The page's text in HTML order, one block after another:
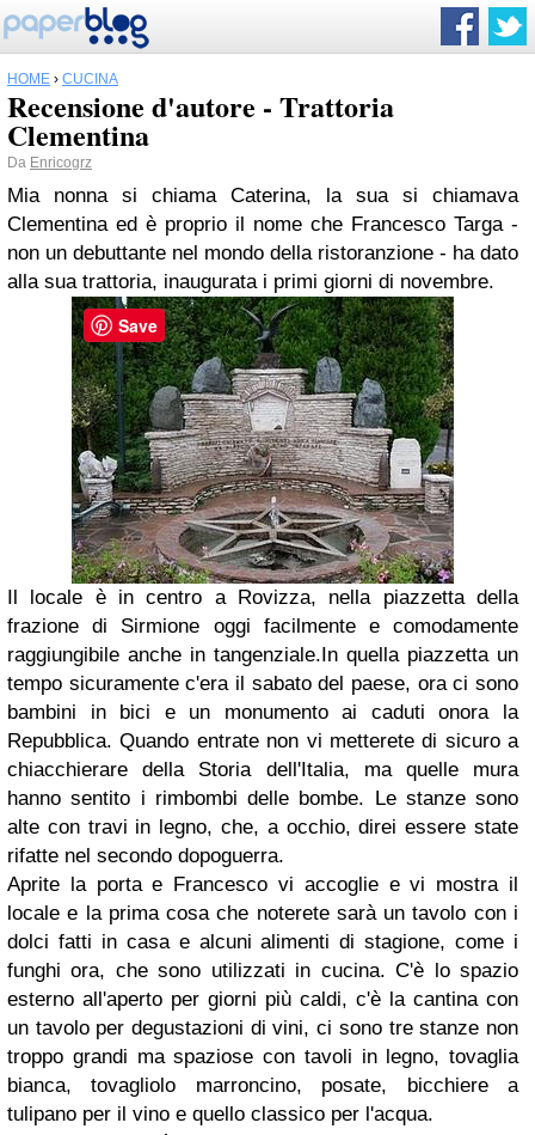
HOME › CUCINA
Recensione d'autore - Trattoria
Clementina
Da Enricogrz
Mia nonna si chiama Caterina, la sua si chiamava
Clementina ed è proprio il nome che Francesco Targa -
non un debuttante nel mondo della ristoranzione - ha dato
alla sua trattoria, inaugurata i primi giorni di novembre.
Il locale è in centro a Rovizza, nella piazzetta della
frazione di Sirmione oggi facilmente e comodamente
raggiungibile anche in tangenziale.In quella piazzetta un
tempo sicuramente c'era il sabato del paese, ora ci sono
bambini in bici e un monumento ai caduti onora la
Repubblica. Quando entrate non vi metterete di sicuro a
chiacchierare della Storia dell'Italia, ma quelle mura
hanno sentito i rimbombi delle bombe. Le stanze sono
alte con travi in legno, che, a occhio, direi essere state
rifatte nel secondo dopoguerra.
Aprite la porta e Francesco vi accoglie e vi mostra il
locale e la prima cosa che noterete sarà un tavolo con i
dolci fatti in casa e alcuni alimenti di stagione, come i
funghi ora, che sono utilizzati in cucina. C'è lo spazio
esterno all'aperto per giorni più caldi, c'è la cantina con
un tavolo per degustazioni di vini, ci sono tre stanze non
troppo grandi ma spaziose con tavoli in legno, tovaglia
bianca, tovagliolo marroncino, posate, bicchiere a
tulipano per il vino e quello classico per l'acqua.
Save